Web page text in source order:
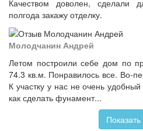
Качеством доволен, сделали
полгода закажу отделку.
Молодчанин Андрей
Летом построили себе дом по
74.3 кв.м. Понравилось все. Во-
К участку у нас не очень
как сделать фунамент...
Показать